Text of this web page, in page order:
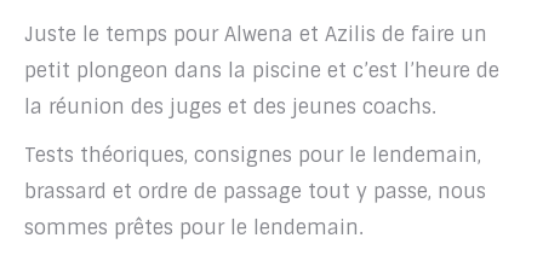
Juste le temps pour Alwena et Azilis de faire un
petit plongeon dans la piscine et c’est l’heure de
la réunion des juges et des jeunes coachs.
Tests théoriques, consignes pour le lendemain,
brassard et ordre de passage tout y passe, nous
sommes prêtes pour le lendemain.